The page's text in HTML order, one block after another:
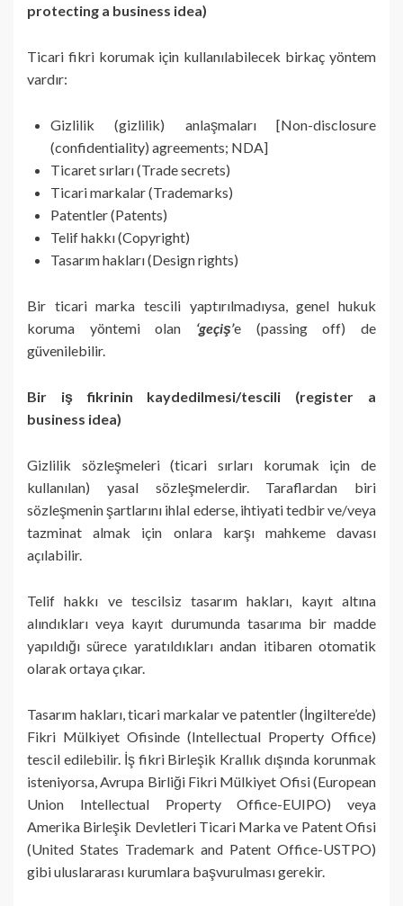
protecting a business idea)
Ticari fikri korumak için kullanılabilecek birkaç yöntem
vardır:
Gizlilik (gizlilik) anlaşmaları [Non-disclosure
(confidentiality) agreements; NDA]
Ticaret sırları (Trade secrets)
Ticari markalar (Trademarks)
Patentler (Patents)
Telif hakkı (Copyright)
Tasarım hakları (Design rights)
Bir ticari marka tescili yaptırılmadıysa, genel hukuk
koruma yöntemi olan ‘geçiş’e (passing off) de
güvenilebilir.
Bir iş fikrinin kaydedilmesi/tescili (register a
business idea)
Gizlilik sözleşmeleri (ticari sırları korumak için de
kullanılan) yasal sözleşmelerdir. Taraflardan biri
sözleşmenin şartlarını ihlal ederse, ihtiyati tedbir ve/veya
tazminat almak için onlara karşı mahkeme davası
açılabilir.
Telif hakkı ve tescilsiz tasarım hakları, kayıt altına
alındıkları veya kayıt durumunda tasarıma bir madde
yapıldığı sürece yaratıldıkları andan itibaren otomatik
olarak ortaya çıkar.
Tasarım hakları, ticari markalar ve patentler (İngiltere’de)
Fikri Mülkiyet Ofisinde (Intellectual Property Office)
tescil edilebilir. İş fikri Birleşik Krallık dışında korunmak
isteniyorsa, Avrupa Birliği Fikri Mülkiyet Ofisi (European
Union Intellectual Property Office-EUIPO) veya
Amerika Birleşik Devletleri Ticari Marka ve Patent Ofisi
(United States Trademark and Patent Office-USTPO)
gibi uluslararası kurumlara başvurulması gerekir.